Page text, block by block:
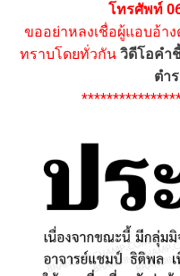
โทรศัพท์
ขออย่าหลงเชื่อผู้แอบอ้า
ทราบโดยทั่วกัน วิดีโอคำ
ตำ